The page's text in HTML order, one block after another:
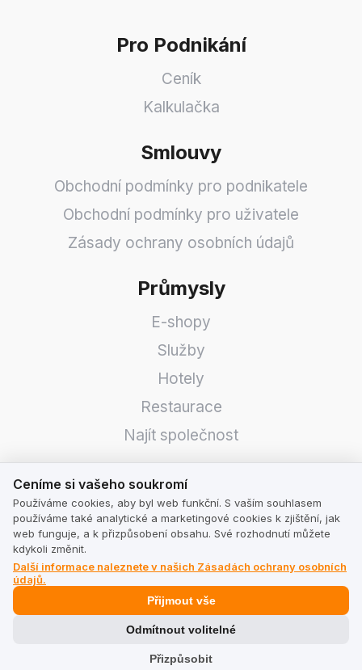
Pro Podnikání
Ceník
Kalkulačka
Smlouvy
Obchodní podmínky pro podnikatele
Obchodní podmínky pro uživatele
Zásady ochrany osobních údajů
Průmysly
E-shopy
Služby
Hotely
Restaurace
Najít společnost
TrustMate
Kontaktujte nás
Recenze o Nás
Partneři
Team
Ceníme si vašeho soukromí
Používáme cookies, aby byl web funkční. S vaším souhlasem
používáme také analytické a marketingové cookies k zjištění, jak
web funguje, a k přizpůsobení obsahu. Své rozhodnutí můžete
kdykoli změnit.
Další informace naleznete v našich Zásadách ochrany osobních
údajů.
Přizpůsobit
Odmítnout volitelné
Přijmout vše